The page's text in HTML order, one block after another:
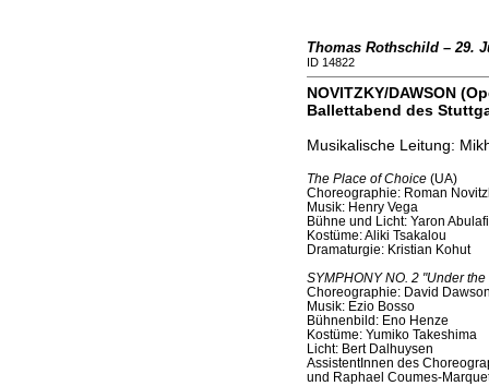
Thomas Rothschild – 29.
ID 14822
NOVITZKY/DAWSON
Ballettabend des
Musikalische Leitung:
The Place of Choice(UA)
Choreographie: Roman
Musik: Henry Vega
Bühne und Licht: Yaron
Kostüme: Aliki Tsakalou
Dramaturgie: Kristian Kohut
SYMPHONY NO. 2 "Under the
Choreographie: David
Musik: Ezio Bosso
Bühnenbild: Eno Henze
Kostüme: Yumiko Takeshima
Licht: Bert Dalhuysen
AssistentInnen des
und Raphael Coumes-